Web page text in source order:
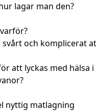
lagar man den?
och komplicerat
att lyckas med hälsa i
nyttig matlagning